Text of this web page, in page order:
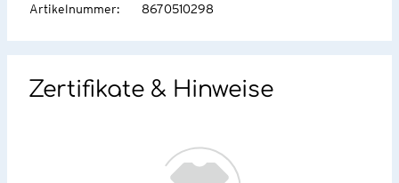
Artikelnummer: 8670510298
Zertifikate & Hinweise